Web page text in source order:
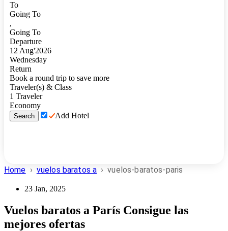
To
Going To
,
Going To
Departure
12 Aug'2026
Wednesday
Return
Book a round trip to save more
Traveler(s) & Class
1 Traveler
Economy
Search Add Hotel
Home › vuelos baratos a › vuelos-baratos-paris
23 Jan, 2025
Vuelos baratos a París Consigue las
mejores ofertas